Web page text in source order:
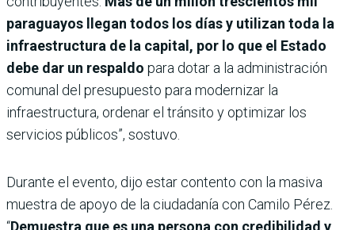
paraguayos llegan todos los días y utilizan toda la
infraestructura de la capital, por lo que el Estado
debe dar un respaldo para dotar a la administración
comunal del presupuesto para modernizar la
infraestructura, ordenar el tránsito y optimizar los
servicios públicos”, sostuvo.
Durante el evento, dijo estar contento con la masiva
muestra de apoyo de la ciudadanía con Camilo Pérez.
“Demuestra que es una persona con credibilidad y